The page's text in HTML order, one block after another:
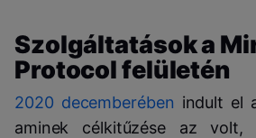
Szolgáltatások a
Protocol felületén
2020 decemberében indult el
aminek célkitűzése az volt,